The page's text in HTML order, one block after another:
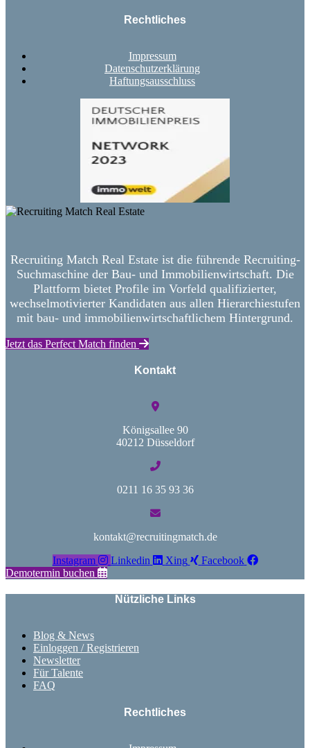
Rechtliches
Impressum
Datenschutzerklärung
Haftungsausschluss
Recruiting Match Real Estate ist die führende Recruiting-
Suchmaschine der Bau- und Immobilienwirtschaft. Die
Plattform bietet Profile im Vorfeld qualifizierter,
wechselmotivierter Kandidaten aus allen Hierarchiestufen
mit bau- und immobilienwirtschaftlichem Hintergrund.
Jetzt das Perfect Match finden
Kontakt
Königsallee 90
40212 Düsseldorf
0211 16 35 93 36
kontakt@recruitingmatch.de
Instagram
Linkedin Xing
Facebook
Demotermin buchen
Nützliche Links
Blog & News
Einloggen / Registrieren
Newsletter
Für Talente
FAQ
Rechtliches